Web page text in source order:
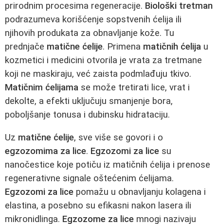
prirodnim procesima regeneracije. Biološki tretman
podrazumeva korišćenje sopstvenih ćelija ili
njihovih produkata za obnavljanje kože. Tu
prednjače matične ćelije. Primena matičnih ćelija u
kozmetici i medicini otvorila je vrata za tretmane
koji ne maskiraju, već zaista podmlađuju tkivo.
Matičnim ćelijama se može tretirati lice, vrat i
dekolte, a efekti uključuju smanjenje bora,
poboljšanje tonusa i dubinsku hidrataciju.
Uz matične ćelije, sve više se govori i o
egzozomima za lice. Egzozomi za lice su
nanočestice koje potiču iz matičnih ćelija i prenose
regenerativne signale oštećenim ćelijama.
Egzozomi za lice pomažu u obnavljanju kolagena i
elastina, a posebno su efikasni nakon lasera ili
mikronidlinga. Egzozome za lice mnogi nazivaju